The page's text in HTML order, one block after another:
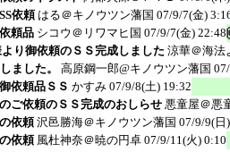
依頼 はる＠キノウツン藩国 07/9/7(金)
頼品 シコウ＠リワマヒ国 07/9/7(金) 22:48
り御依頼のＳＳ完成しました 涼華＠海法
ました。
高原鋼一郎@キノウツン藩国
依頼品ＳＳ かすみ 07/9/8(土) 19:32
ご依頼のＳＳ完成のおしらせ 悪童屋＠悪
依頼 沢邑勝海＠キノウツン藩国 07/9/9(日
依頼 風杜神奈＠暁の円卓 07/9/11(火) 0:10